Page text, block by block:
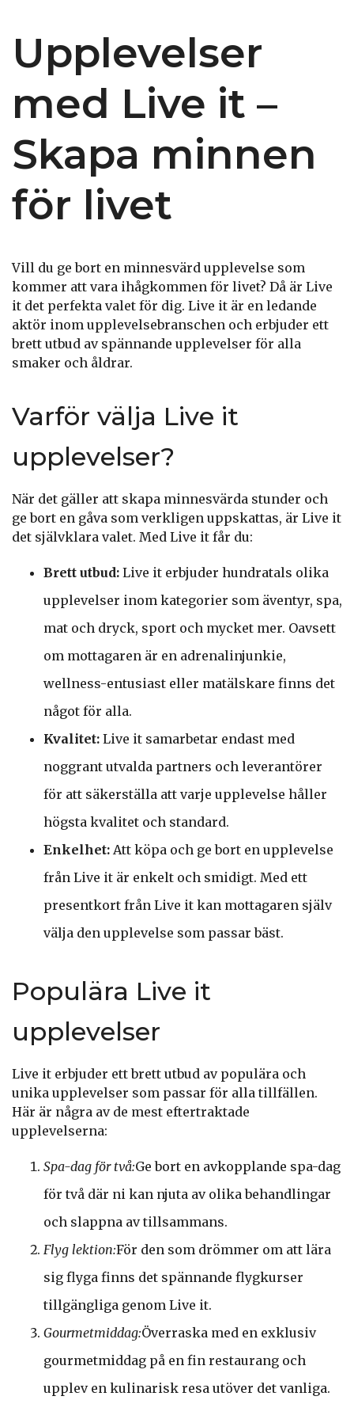
Upplevelser
med Live it –
Skapa minnen
för livet
Vill du ge bort en minnesvärd upplevelse som
kommer att vara ihågkommen för livet? Då är Live
it det perfekta valet för dig. Live it är en ledande
aktör inom upplevelsebranschen och erbjuder ett
brett utbud av spännande upplevelser för alla
smaker och åldrar.
Varför välja Live it
upplevelser?
När det gäller att skapa minnesvärda stunder och
ge bort en gåva som verkligen uppskattas, är Live it
det självklara valet. Med Live it får du:
Brett utbud: Live it erbjuder hundratals olika
upplevelser inom kategorier som äventyr, spa,
mat och dryck, sport och mycket mer. Oavsett
om mottagaren är en adrenalinjunkie,
wellness-entusiast eller matälskare finns det
något för alla.
Kvalitet: Live it samarbetar endast med
noggrant utvalda partners och leverantörer
för att säkerställa att varje upplevelse håller
högsta kvalitet och standard.
Enkelhet: Att köpa och ge bort en upplevelse
från Live it är enkelt och smidigt. Med ett
presentkort från Live it kan mottagaren själv
välja den upplevelse som passar bäst.
Populära Live it
upplevelser
Live it erbjuder ett brett utbud av populära och
unika upplevelser som passar för alla tillfällen.
Här är några av de mest eftertraktade
upplevelserna:
Spa-dag för två:Ge bort en avkopplande spa-dag
för två där ni kan njuta av olika behandlingar
och slappna av tillsammans.
Flyg lektion:För den som drömmer om att lära
sig flyga finns det spännande flygkurser
tillgängliga genom Live it.
Gourmetmiddag:Överraska med en exklusiv
gourmetmiddag på en fin restaurang och
upplev en kulinarisk resa utöver det vanliga.